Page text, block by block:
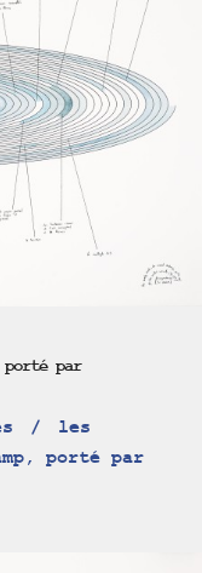
porté par
les
porté par